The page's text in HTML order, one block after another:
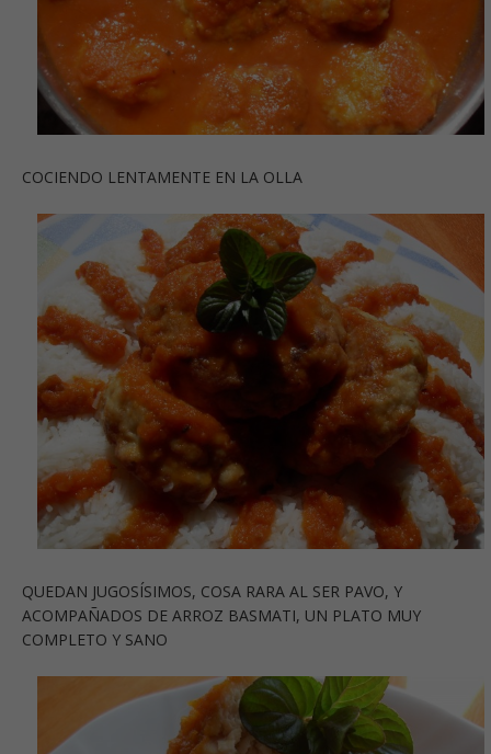
COCIENDO LENTAMENTE EN LA OLLA
QUEDAN JUGOSÍSIMOS, COSA RARA AL SER PAVO, Y
ACOMPAÑADOS DE ARROZ BASMATI, UN PLATO MUY
COMPLETO Y SANO